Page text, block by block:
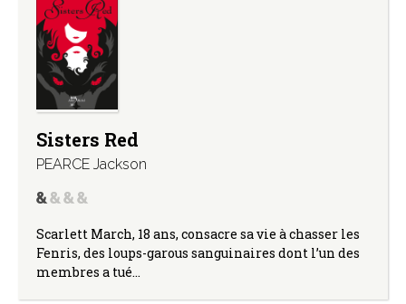
Sisters Red
PEARCE Jackson
Scarlett March, 18 ans, consacre sa vie à chasser les
Fenris, des loups-garous sanguinaires dont l’un des
membres a tué…